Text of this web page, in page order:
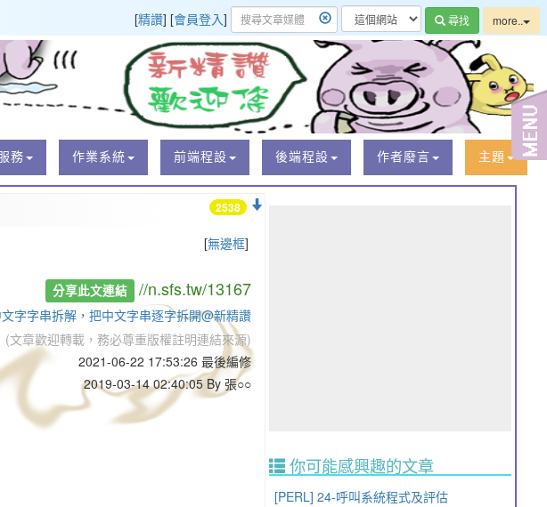
[精讚] [會員登入] 尋找 more..
務 作業系統 前端程設 後端程設 作者廢言 主題
[無邊框]
2538
分享此文連結 //n.sfs.tw/13167
字字串拆解，把中文字串逐字拆開@新精讚
(文章歡迎轉載，務必尊重版權註明連結來源)
2021-06-22 17:53:26 最後編修
2019-03-14 02:40:05 By 張○○
你可能感興趣的文章
[PERL] 24-呼叫系統程式及評估